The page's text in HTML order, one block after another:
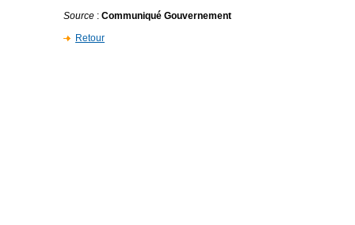
Source : Communiqué Gouvernement
Retour